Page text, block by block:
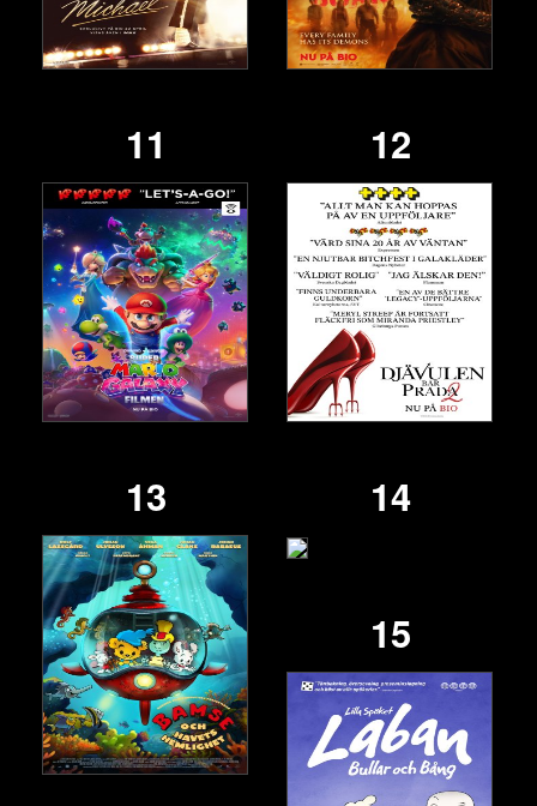
11 12
13 14
15